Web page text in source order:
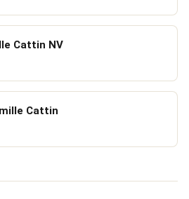
Cattin NV
Cattin